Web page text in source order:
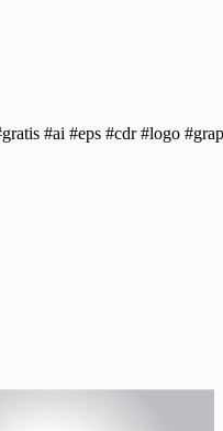
#ai #eps #cdr #logo